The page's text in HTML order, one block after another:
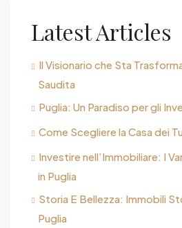
Latest Articles
Il Visionario che Sta
Saudita
Puglia: Un Paradiso per gli
Come Scegliere la Casa dei
Investire nell’Immobiliare: I
in Puglia
Storia E Bellezza: Immobili
Puglia